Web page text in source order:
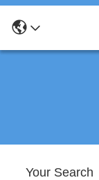
Your Search